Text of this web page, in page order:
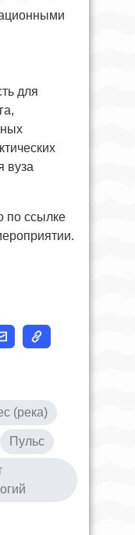
для
вуза
по ссылке
(река)
Пульс